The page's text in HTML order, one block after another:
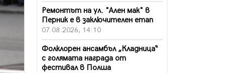
Ремонтът на ул. "Ален мак" в
Перник е в заключителен етап
07.08.2026, 14:10
Фолклорен ансамбъл „Кладница“
с голямата награда от
фестивал в Полша